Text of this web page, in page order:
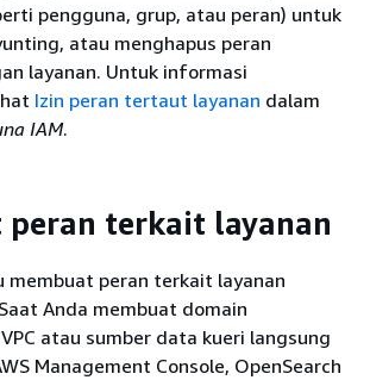
pengguna, grup, atau peran) untuk
atau menghapus peran
layanan. Untuk informasi
Izin peran tertaut layanan dalam
IAM.
peran terkait layanan
membuat peran terkait layanan
Anda membuat domain
atau sumber data kueri langsung
Management Console, OpenSearch